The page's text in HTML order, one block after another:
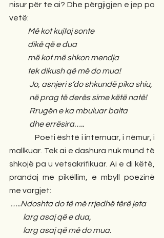
nisur për te ai? Dhe përgjigjen e jep po
vetë:
            Më kot kujtoj sonte
            dikë që e dua
            më kot më shkon mendja
            tek dikush që më do mua!
             Jo, asnjeri s’do shkundë pika shiu,
             në prag të derës sime këtë natë!
             Rrugën e ka mbuluar balta
             dhe errësira…..
mallkuar. Tek ai e dashura nuk mund të
shkojë pa u vetsakrifikuar. Ai e di këtë,
prandaj me pikëllim, e mbyll poezinë
me vargjet:
…..Ndoshta do të më rrjedhë tërë jeta
         larg asaj që e dua,
         larg asaj që më do mua.